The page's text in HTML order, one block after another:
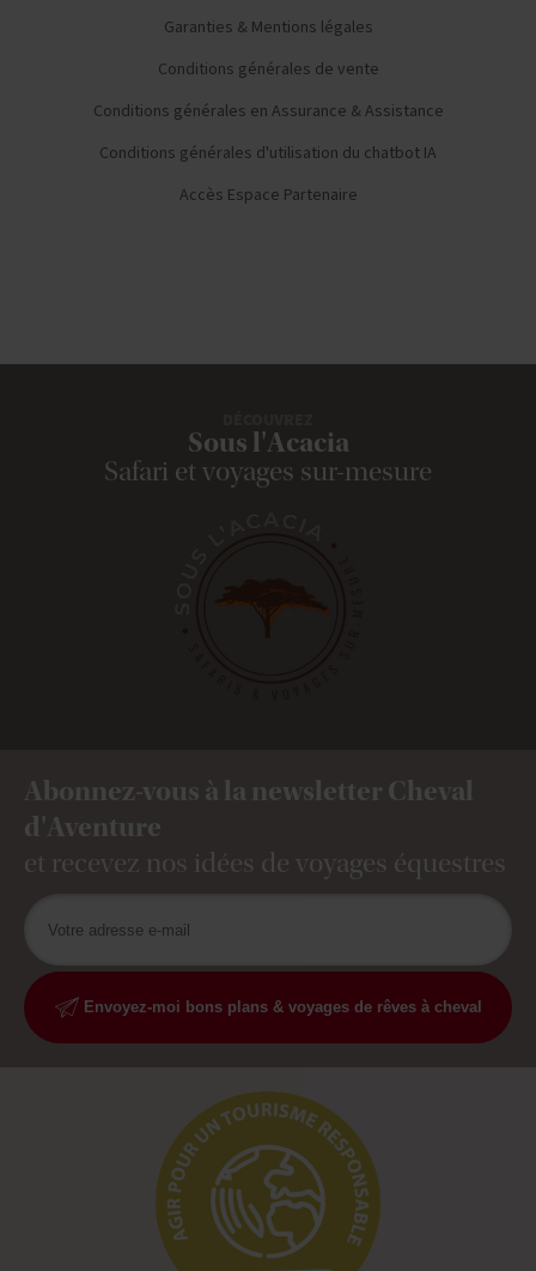
Garanties & Mentions légales
Conditions générales de vente
Conditions générales en Assurance & Assistance
Conditions générales d'utilisation du chatbot IA
Accès Espace Partenaire
Sous l'Acacia
Safari et voyages sur-mesure
Abonnez-vous à la newsletter Cheval
d'Aventure
et recevez nos idées de voyages équestres
Envoyez-moi bons plans & voyages de rêves à cheval